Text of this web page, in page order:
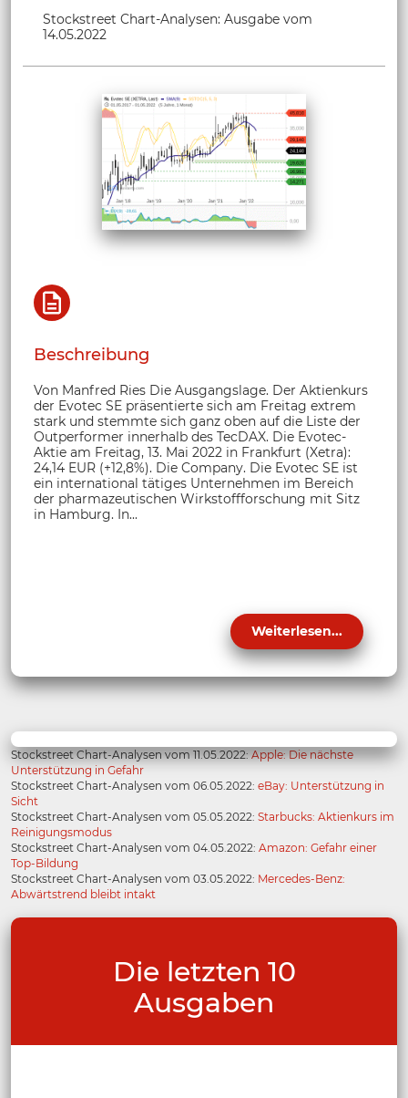
Stockstreet Chart-Analysen: Ausgabe vom
14.05.2022
Beschreibung
Von Manfred Ries Die Ausgangslage. Der Aktienkurs
der Evotec SE präsentierte sich am Freitag extrem
stark und stemmte sich ganz oben auf die Liste der
Outperformer innerhalb des TecDAX. Die Evotec-
Aktie am Freitag, 13. Mai 2022 in Frankfurt (Xetra):
24,14 EUR (+12,8%). Die Company. Die Evotec SE ist
ein international tätiges Unternehmen im Bereich
der pharmazeutischen Wirkstoffforschung mit Sitz
in Hamburg. In...
Weiterlesen...
Stockstreet Chart-Analysen vom 11.05.2022:Apple: Die nächste
Unterstützung in Gefahr
Stockstreet Chart-Analysen vom 06.05.2022: eBay: Unterstützung in
Sicht
Stockstreet Chart-Analysen vom 05.05.2022: Starbucks: Aktienkurs im
Reinigungsmodus
Stockstreet Chart-Analysen vom 04.05.2022: Amazon: Gefahr einer
Top-Bildung
Stockstreet Chart-Analysen vom 03.05.2022: Mercedes-Benz:
Abwärtstrend bleibt intakt
Die letzten 10
Ausgaben